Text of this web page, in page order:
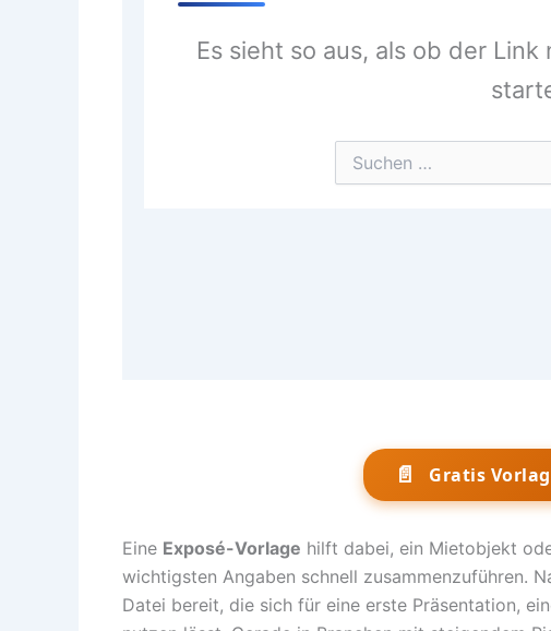
📄 Gratis
Eine Exposé-Vorlage hilft dabei, ein Mietobjekt
wichtigsten Angaben schnell zusammenzuführen.
Datei bereit, die sich für eine erste Präsentation,